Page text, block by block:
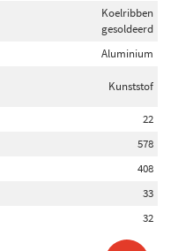
Koelribben
gesoldeerd
Aluminium
Kunststof
22
578
408
33
32